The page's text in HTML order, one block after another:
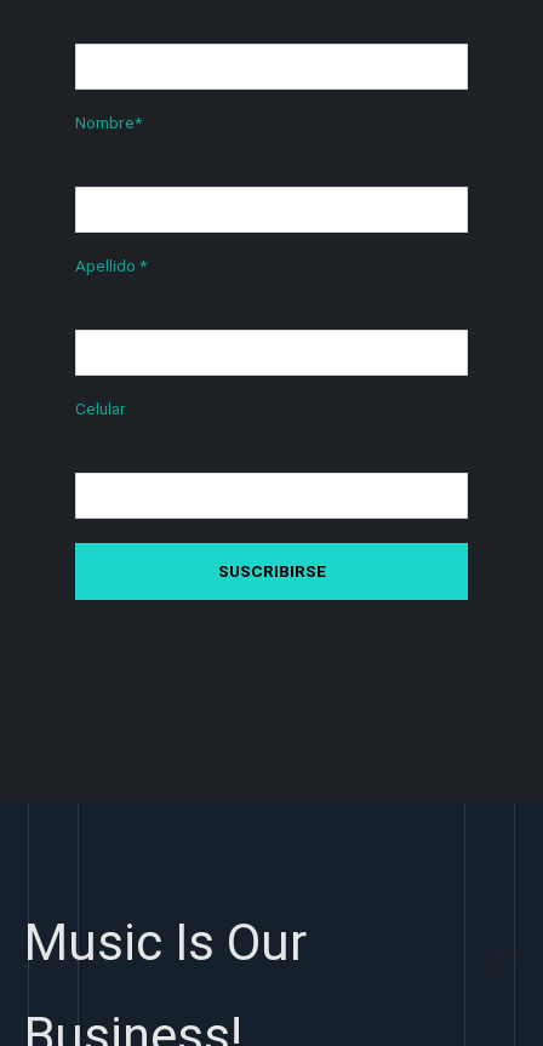
Nombre*
Apellido*
Celular
Music Is Our